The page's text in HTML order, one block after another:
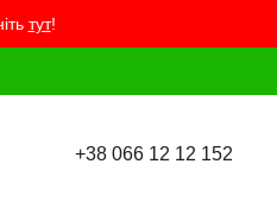
тут!
+38 066 12 12 152